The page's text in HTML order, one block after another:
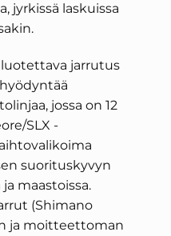
jyrkissä laskuissa
jarrutus
jossa on 12
SLX -
suorituskyvyn
maastoissa.
(Shimano
ja moitteettoman